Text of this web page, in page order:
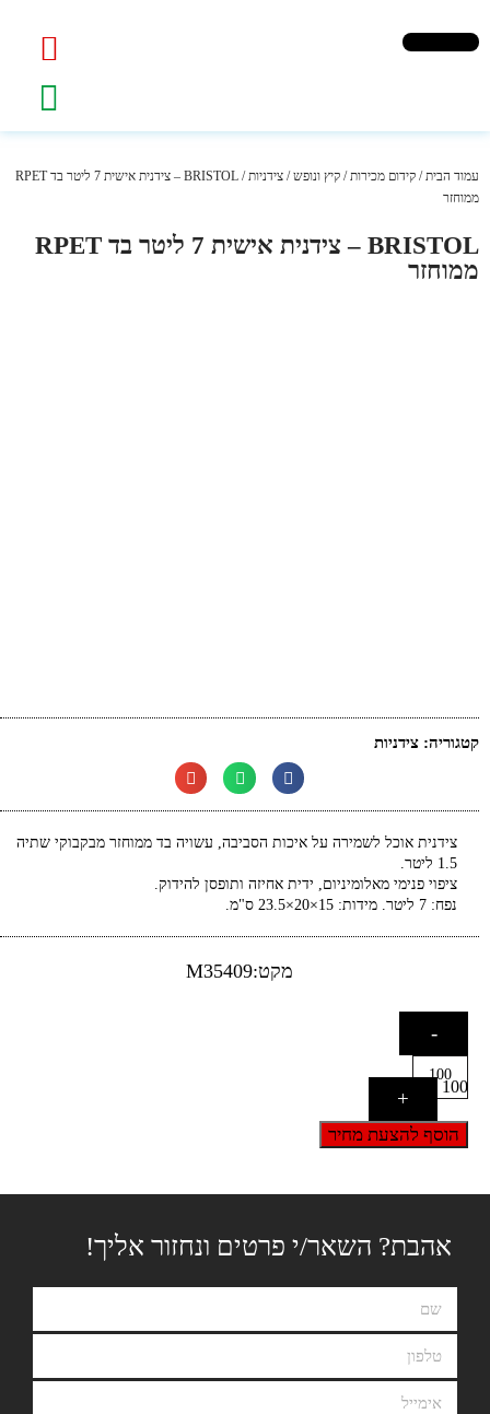
עמוד הבית/ קידום מכירות/ קיץ ונופש/ צידניות
/ BRISTOL – צידנית אישית 7 ליטר בד RPET
ממוחזר
BRISTOL – צידנית אישית 7 ליטר בד RPET
ממוחזר
קטגוריה: צידניות
צידנית אוכל לשמירה על איכות הסביבה, עשויה בד ממוחזר מבקבוקי שתיה
1.5 ליטר.
ציפוי פנימי מאלומיניום, ידית אחיזה ותופסן להידוק.
נפח: 7 ליטר. מידות: 15×20×23.5 ס"מ.
מקט:M35409
-
100
+
הוסף להצעת מחיר
אהבת? השאר/י פרטים ונחזור אליך!